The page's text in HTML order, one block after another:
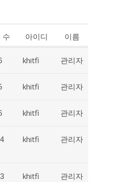
수 아이디 이름
khitfi 관리자
khitfi 관리자
khitfi 관리자
khitfi 관리자
khitfi 관리자